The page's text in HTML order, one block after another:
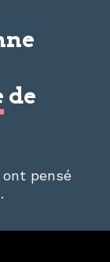
de
pensé